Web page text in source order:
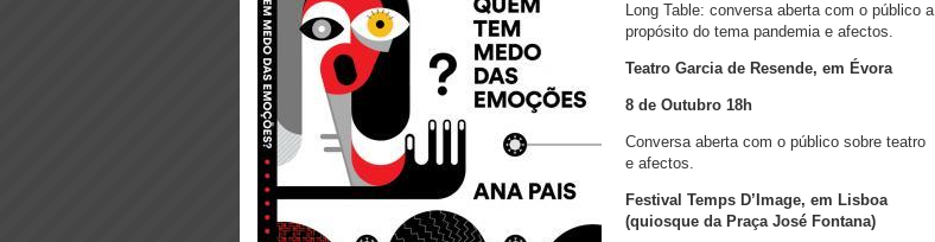
Long Table: conversa aberta com o público a
propósito do tema pandemia e afectos.
Teatro Garcia de Resende, em Évora
8 de Outubro 18h
Conversa aberta com o público sobre teatro
e afectos.
Festival Temps D’Image, em Lisboa
(quiosque da Praça José Fontana)